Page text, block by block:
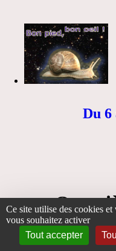
Du 6
première
Ce site utilise des cookies
vous souhaitez activer
Tout accepter